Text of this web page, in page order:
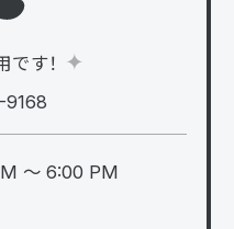
す！
〜 6:00 PM